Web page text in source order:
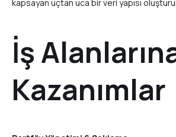
kapsayan uçtan uca bir veri yapısı
İş
Kazanımlar